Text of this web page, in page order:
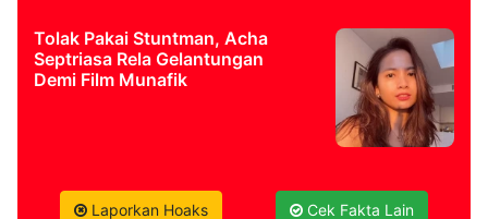
Tolak Pakai Stuntman, Acha
Septriasa Rela Gelantungan
Demi Film Munafik
Laporkan Hoaks Cek Fakta Lain